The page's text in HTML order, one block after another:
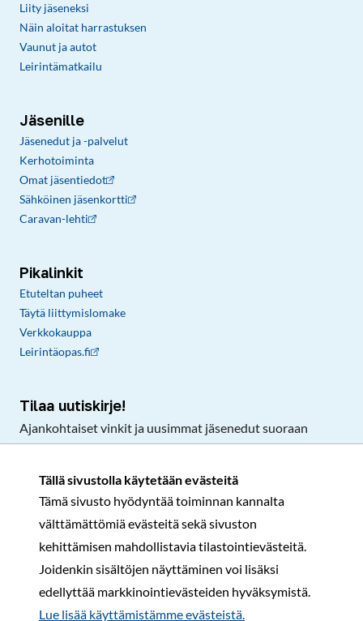
Tällä sivustolla käytetään evästeitä
Tämä sivusto hyödyntää toiminnan kannalta
välttämättömiä evästeitä sekä sivuston
kehittämisen mahdollistavia tilastointievästeitä.
Joidenkin sisältöjen näyttäminen voi lisäksi
edellyttää markkinointievästeiden hyväksymistä.
Lue lisää käyttämistämme evästeistä.​​​​​​
Liity jäseneksi
Näin aloitat harrastuksen
Vaunut ja autot
Leirintämatkailu
Jäsenille
Jäsenedut ja -palvelut
Kerhotoiminta
Omat jäsentiedot
Sähköinen jäsenkortti
Caravan-lehti
Pikalinkit
Etuteltan puheet
Täytä liittymislomake
Verkkokauppa
Leirintäopas.fi
Tilaa uutiskirje!
Ajankohtaiset vinkit ja uusimmat jäsenedut suoraan
Rekisteri- ja tietosuojaselosteSopimusehdot